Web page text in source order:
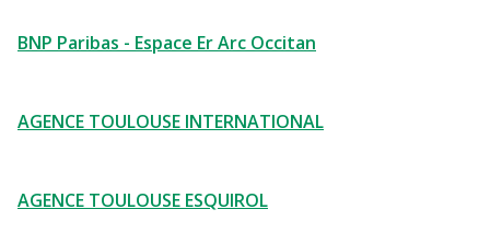
BNP Paribas - Espace Er Arc Occitan
AGENCE TOULOUSE INTERNATIONAL
AGENCE TOULOUSE ESQUIROL